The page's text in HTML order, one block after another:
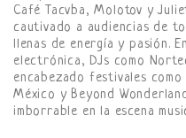
Café Tacvba, Molotov y
cautivado a audiencias de
llenas de energía y pasión.
electrónica, DJs como
encabezado festivales como
México y Beyond
imborrable en la escena